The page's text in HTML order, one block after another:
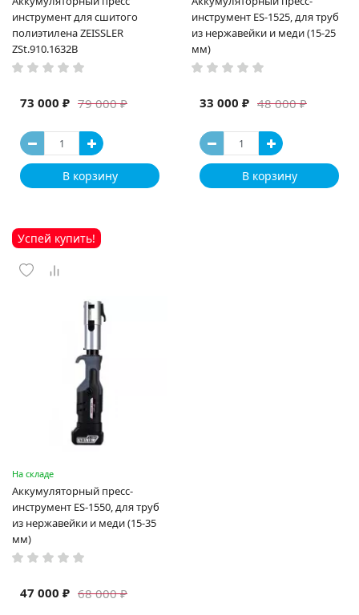
инструмент для сшитого
полиэтилена ZEISSLER
ZSt.910.1632B
79 000 ₽
73 000 ₽
В корзину
инструмент ES-1525, для труб
из нержавейки и меди (15-25
мм)
48 000 ₽
33 000 ₽
В корзину
Успей купить!
На складе
Аккумуляторный пресс-
инструмент ES-1550, для труб
из нержавейки и меди (15-35
мм)
68 000 ₽
47 000 ₽